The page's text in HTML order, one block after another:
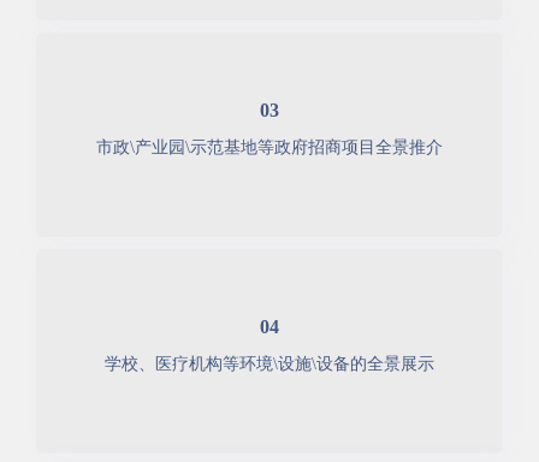
03
市政\产业园\示范基地等政府招商项目全景推介
04
学校、医疗机构等环境\设施\设备的全景展示